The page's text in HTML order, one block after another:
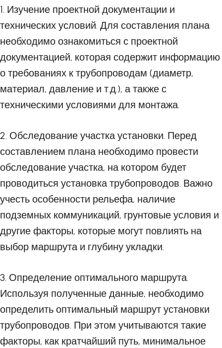
1. Изучение проектной документации и
технических условий. Для составления плана
необходимо ознакомиться с проектной
документацией, которая содержит информацию
о требованиях к трубопроводам (диаметр,
материал, давление и т.д.), а также с
техническими условиями для монтажа.
2. Обследование участка установки. Перед
составлением плана необходимо провести
обследование участка, на котором будет
проводиться установка трубопроводов. Важно
учесть особенности рельефа, наличие
подземных коммуникаций, грунтовые условия и
другие факторы, которые могут повлиять на
выбор маршрута и глубину укладки.
3. Определение оптимального маршрута.
Используя полученные данные, необходимо
определить оптимальный маршрут установки
трубопроводов. При этом учитываются такие
факторы, как кратчайший путь, минимальное